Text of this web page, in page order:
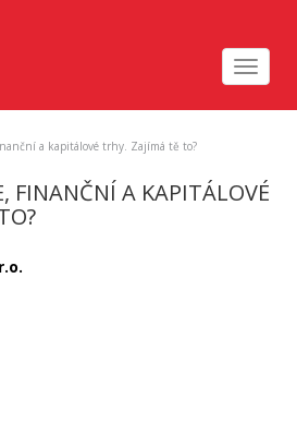
Toggle
a kapitálové trhy. Zajímá tě to?
FINANČNÍ A KAPITÁLOVÉ